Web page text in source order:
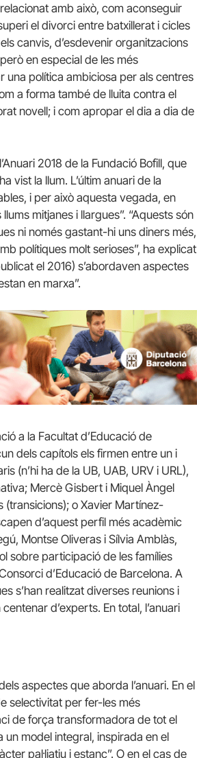
amb això, com aconseguir
el divorci entre batxillerat i cicles
canvis, d’esdevenir organitzacions
en especial de les més
una política ambiciosa per als centres
a forma també de lluita contra el
novell; i com apropar el dia a dia de
2018 de la Fundació Bofill, que
vist la llum. L’últim anuari de la
i per això aquesta vegada, en
mitjanes i llargues”. “Aquests són
ni només gastant-hi uns diners més,
polítiques molt serioses”, ha explicat
el 2016) s’abordaven aspectes
en marxa”.
a la Facultat d’Educació de
dels capítols els firmen entre un i
(n’hi ha de la UB, UAB, URV i URL),
Mercè Gisbert i Miquel Àngel
(transicions); o Xavier Martínez-
d’aquest perfil més acadèmic
Montse Oliveras i Sílvia Amblàs,
sobre participació de les famílies
d’Educació de Barcelona. A
s’han realitzat diverses reunions i
d’experts. En total, l’anuari
aspectes que aborda l’anuari. En el
selectivitat per fer-les més
de força transformadora de tot el
un model integral, inspirada en el
pal·liatiu i estanc”. O en el cas de